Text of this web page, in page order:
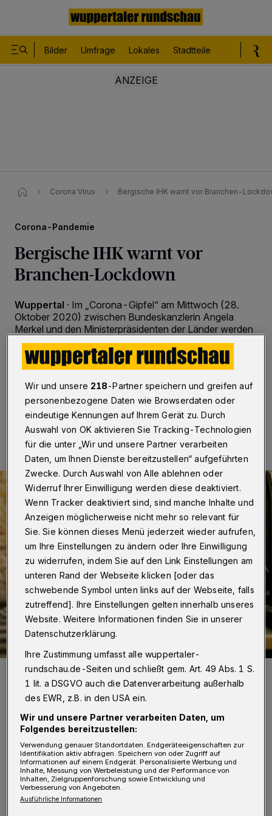
Bilder Umfrage Lokales Stadtteile
Corona Virus Bergische IHK warnt vor Branchen-
Corona-Pandemie
Bergische IHK warnt vor
Branchen-Lockdown
Wuppertal · Im „Corona-Gipfel“ am Mittwoch (28.
Oktober 2020) zwischen Bundeskanzlerin Angela
Merkel und den Ministerpräsidenten der Länder werden
deutliche Verschärfungen der Corona-Maßnahmen
erwartet. Die Bergische IIHK warnt vor kompletten
Schließungen im Gastronomie- und Freizeitsektor.
28.10.2020 , 16:05 Uhr Eine Minute Lesezeit
Die Gastronomie-Branche fürchtet um ihre Zukunft.
Foto: NGG
W ie aus einer Beschlussvorlage
hervorgeht, steht – zunächst befristet
für den Monat November – eine komplette
Wir und unsere 218-Partner speichern und greifen auf
personenbezogene Daten wie Browserdaten oder
eindeutige Kennungen auf Ihrem Gerät zu. Durch
Auswahl von OK aktivieren Sie Tracking-Technologien
für die unter „Wir und unsere Partner verarbeiten
Daten, um Ihnen Dienste bereitzustellen“ aufgeführten
Zwecke. Durch Auswahl von Alle ablehnen oder
Widerruf Ihrer Einwilligung werden diese deaktiviert.
Wenn Tracker deaktiviert sind, sind manche Inhalte und
Anzeigen möglicherweise nicht mehr so relevant für
Sie. Sie können dieses Menü jederzeit wieder aufrufen,
um Ihre Einstellungen zu ändern oder Ihre Einwilligung
zu widerrufen, indem Sie auf den Link Einstellungen am
unteren Rand der Webseite klicken [oder das
schwebende Symbol unten links auf der Webseite, falls
zutreffend]. Ihre Einstellungen gelten innerhalb unseres
Website. Weitere Informationen finden Sie in unserer
Datenschutzerklärung.
Ihre Zustimmung umfasst alle wuppertaler-
rundschau.de-Seiten und schließt gem. Art. 49 Abs. 1 S.
1 lit. a DSGVO auch die Datenverarbeitung außerhalb
des EWR, z.B. in den USA ein.
Wir und unsere Partner verarbeiten Daten, um
Folgendes bereitzustellen:
Verwendung genauer Standortdaten. Endgeräteeigenschaften zur
Identifikation aktiv abfragen. Speichern von oder Zugriff auf
Informationen auf einem Endgerät. Personalisierte Werbung und
Inhalte, Messung von Werbeleistung und der Performance von
Inhalten, Zielgruppenforschung sowie Entwicklung und
Verbesserung von Angeboten.
Ausführliche Informationen